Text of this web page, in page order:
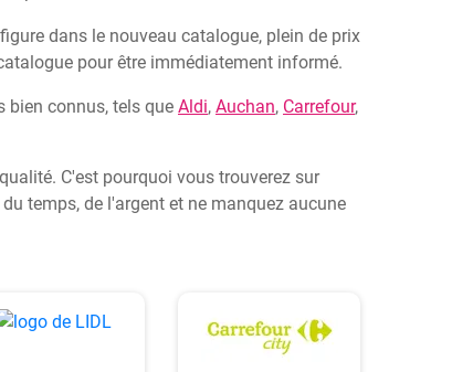
dans le nouveau catalogue, plein de prix
pour être immédiatement informé.
bien connus, tels que Aldi, Auchan, Carrefour,
C'est pourquoi vous trouverez sur
temps, de l'argent et ne manquez aucune